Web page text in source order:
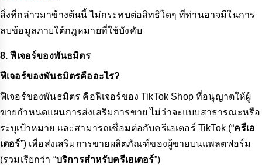
สิ่งที่กล่าวมาข้างต้นนี้ ไม่กระทบต่อสิทธิใดๆ ที่ท่านอาจมีในการ
ลบข้อมูลภายใต้กฎหมายที่ใช้บังคับ
8. ฟีเจอร์ของพันธมิตร
ฟีเจอร์ของพันธมิตรคืออะไร?
ฟีเจอร์ของพันธมิตร คือฟีเจอร์ของ TikTok Shop ที่อนุญาตให้ผู้
ขายกำหนดแผนการส่งเสริมการขาย ไม่ว่าจะแบบสาธารณะหรือ
ระบุเป้าหมาย และสามารถเชื่อมต่อกับครีเอเตอร์ TikTok (“ครีเอ
เตอร์”) เพื่อส่งเสริมการขายผลิตภัณฑ์ของผู้ขายบนแพลตฟอร์ม
(รวมเรียกว่า “บริการสำหรับครีเอเตอร์”)